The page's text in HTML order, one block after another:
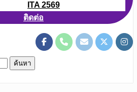
ITA 2569
ติดต่อ